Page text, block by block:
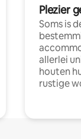
Plezier
Soms is
allerlei
houten
rustige